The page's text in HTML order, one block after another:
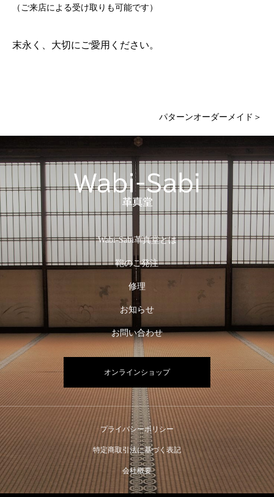
（ご来店による受け取りも可能です）
末永く、大切にご愛用ください。
パターンオーダーメイド＞
Wabi-Sabi革真堂とは
鞄のご発注
修理
お知らせ
お問い合わせ
オンラインショップ
プライバシーポリシー
特定商取引法に基づく表記
会社概要